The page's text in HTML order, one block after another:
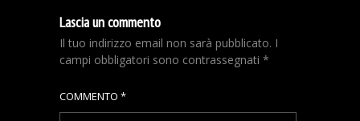
Lascia un commento
Il tuo indirizzo email non sarà pubblicato. I
campi obbligatori sono contrassegnati *
COMMENTO *